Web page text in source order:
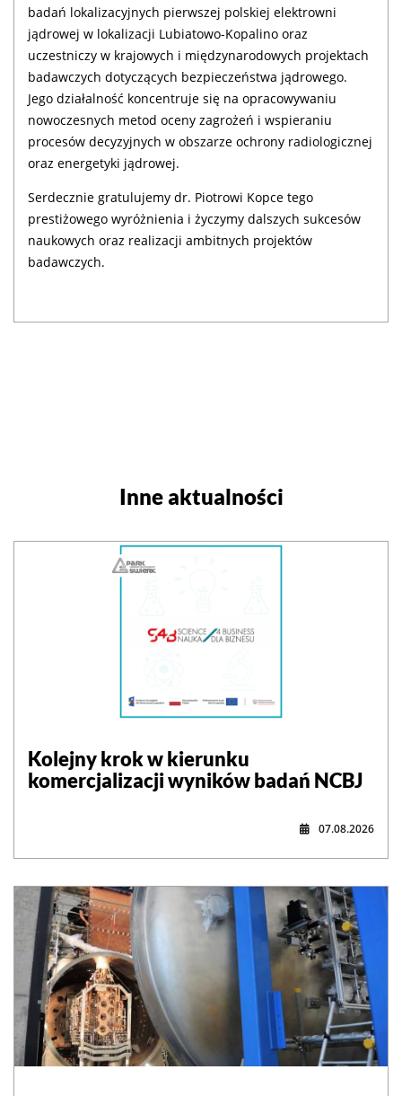
badań lokalizacyjnych pierwszej polskiej elektrowni
jądrowej w lokalizacji Lubiatowo-Kopalino oraz
uczestniczy w krajowych i międzynarodowych projektach
badawczych dotyczących bezpieczeństwa jądrowego.
Jego działalność koncentruje się na opracowywaniu
nowoczesnych metod oceny zagrożeń i wspieraniu
procesów decyzyjnych w obszarze ochrony radiologicznej
oraz energetyki jądrowej.
Serdecznie gratulujemy dr. Piotrowi Kopce tego
prestiżowego wyróżnienia i życzymy dalszych sukcesów
naukowych oraz realizacji ambitnych projektów
badawczych.
Inne aktualności
Kolejny krok w kierunku
komercjalizacji wyników badań NCBJ
07.08.2026